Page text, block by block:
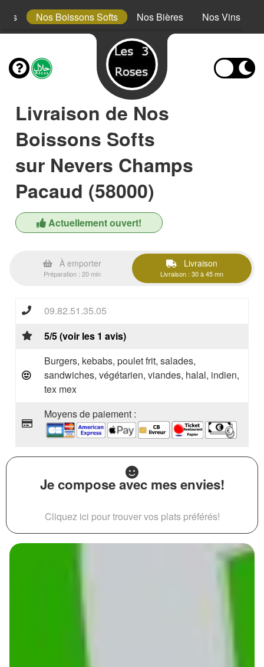
Nos Boissons Softs Nos Bières Nos Vins
Livraison de Nos
Boissons Softs
sur Nevers Champs
Pacaud (58000)
Actuellement ouvert!
À emporter
Préparation : 20 min
Livraison
Livraison : 30 à 45 mn
09.82.51.35.05
5/5 (voir les 1 avis)
Burgers, kebabs, poulet frit, salades,
sandwiches, végétarien, viandes, halal, indien,
tex mex
Moyens de paiement :
Je compose avec mes envies!
Cliquez ici pour trouver vos plats préférés!